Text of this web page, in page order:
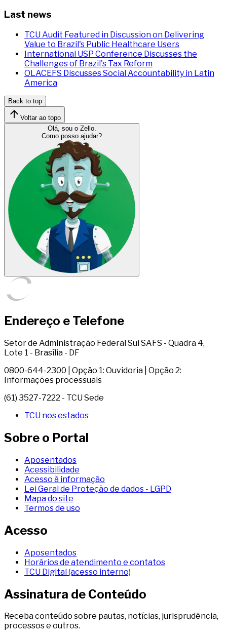
Last news
TCU Audit Featured in Discussion on Delivering
Value to Brazil's Public Healthcare Users
International USP Conference Discusses the
Challenges of Brazil's Tax Reform
OLACEFS Discusses Social Accountability in Latin
America
Back to top
Voltar ao topo
Olá, sou o Zello.
Como posso ajudar?
Endereço e Telefone
Setor de Administração Federal Sul SAFS - Quadra 4,
Lote 1 - Brasília - DF
0800-644-2300 | Opção 1: Ouvidoria | Opção 2:
Informações processuais
(61) 3527-7222 - TCU Sede
TCU nos estados
Sobre o Portal
Aposentados
Acessibilidade
Acesso à informação
Lei Geral de Proteção de dados - LGPD
Mapa do site
Termos de uso
Acesso
Aposentados
Horários de atendimento e contatos
TCU Digital (acesso interno)
Assinatura de Conteúdo
Receba conteúdo sobre pautas, notícias, jurisprudência,
processos e outros.